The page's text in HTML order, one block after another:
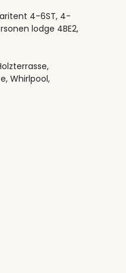
4-6ST, 4-
lodge 4BE2,
Whirlpool,